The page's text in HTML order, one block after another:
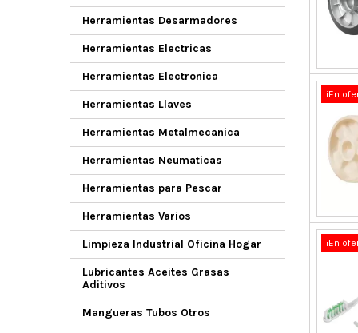
Herramientas Desarmadores
Herramientas Electricas
Herramientas Electronica
Herramientas Llaves
Herramientas Metalmecanica
Herramientas Neumaticas
Herramientas para Pescar
Herramientas Varios
Limpieza Industrial Oficina Hogar
Lubricantes Aceites Grasas
Aditivos
Mangueras Tubos Otros
¡En
¡En